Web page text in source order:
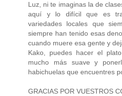
Luz, ni te imaginas la de
aquí y lo difícil que es
variedades locales que
siempre han tenido esas
cuando muere esa gente y
Kako, puedes hacer el
mucho más suave y
habichuelas que encuentres
GRACIAS POR VUESTROS